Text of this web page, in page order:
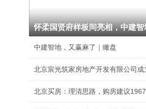
中建智地，又赢麻了｜瞰盘
北京买房：理清思路，购房建议1967